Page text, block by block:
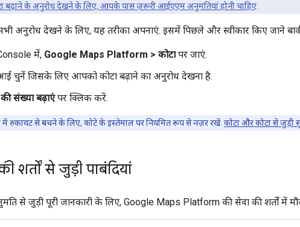
बढ़ाने के अनुरोध देखने के लिए, आपके पास ज़रूरी आईएएम अनुमतियां होनी चाहिए
सभी अनुरोध देखने के लिए, यह तरीका अपनाएं. इसमें पिछले और स्वीकार किए जाने
में, Google Maps Platform > कोटापर जाएं.
चुनें जिसके लिए आपको कोटा बढ़ाने का अनुरोध देखना है.
की संख्या बढ़ाएंपर क्लिक करें.
में रुकावट से बचने के लिए, कोटे के इस्तेमाल पर नियमित रूप से नज़र रखें. कोटा और कोटा से जुड़ी
शर्तों से जुड़ी पाबंदियां
से जुड़ी पूरी जानकारी के लिए, Google Maps Platform की सेवा की शर्तों में